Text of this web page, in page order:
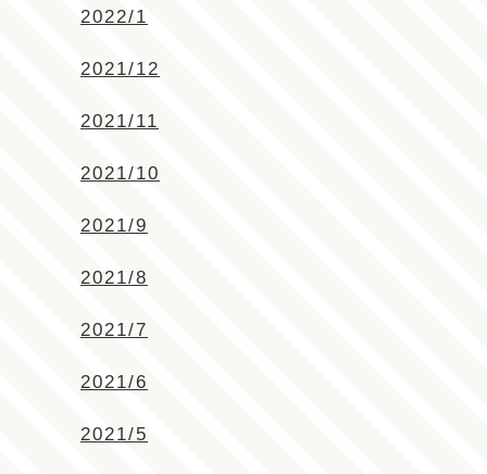
2022/1
2021/12
2021/11
2021/10
2021/9
2021/8
2021/7
2021/6
2021/5